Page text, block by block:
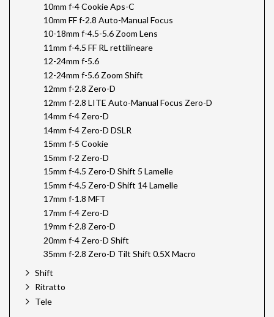
10mm f-4 Cookie Aps-C
10mm FF f-2.8 Auto-Manual Focus
10-18mm f-4.5-5.6 Zoom Lens
11mm f-4.5 FF RL rettilineare
12-24mm f-5.6
12-24mm f-5.6 Zoom Shift
12mm f-2.8 Zero-D
12mm f-2.8 LITE Auto-Manual Focus Zero-D
14mm f-4 Zero-D
14mm f-4 Zero-D DSLR
15mm f-5 Cookie
15mm f-2 Zero-D
15mm f-4.5 Zero-D Shift 5 Lamelle
15mm f-4.5 Zero-D Shift 14 Lamelle
17mm f-1.8 MFT
17mm f-4 Zero-D
19mm f-2.8 Zero-D
20mm f-4 Zero-D Shift
35mm f-2.8 Zero-D Tilt Shift 0.5X Macro
Shift
Ritratto
Tele